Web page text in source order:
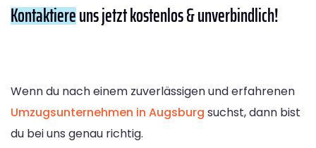
Kontaktiereuns jetzt kostenlos & unverbindlich!
Wenn du nach einem zuverlässigen und erfahrenen
Umzugsunternehmen in Augsburg suchst, dann bist
du bei uns genau richtig.